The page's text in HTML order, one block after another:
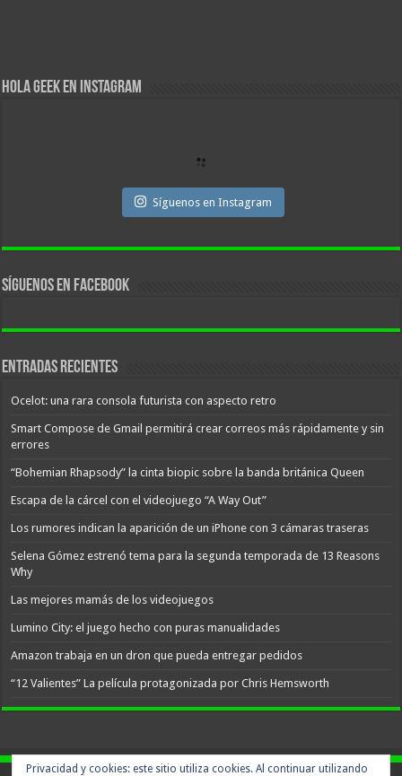
Hola Geek en Instagram
Síguenos en Instagram
Síguenos en facebook
Entradas recientes
Ocelot: una rara consola futurista con aspecto retro
Smart Compose de Gmail permitirá crear correos más rápidamente y sin
errores
“Bohemian Rhapsody” la cinta biopic sobre la banda británica Queen
Escapa de la cárcel con el videojuego “A Way Out”
Los rumores indican la aparición de un iPhone con 3 cámaras traseras
Selena Gómez estrenó tema para la segunda temporada de 13 Reasons
Why
Las mejores mamás de los videojuegos
Lumino City: el juego hecho con puras manualidades
Amazon trabaja en un dron que pueda entregar pedidos
“12 Valientes” La película protagonizada por Chris Hemsworth
Privacidad y cookies: este sitio utiliza cookies. Al continuar utilizando